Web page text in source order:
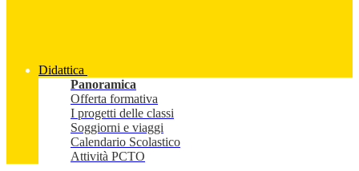
Didattica
Panoramica
Offerta formativa
I progetti delle classi
Soggiorni e viaggi
Calendario Scolastico
Attività PCTO